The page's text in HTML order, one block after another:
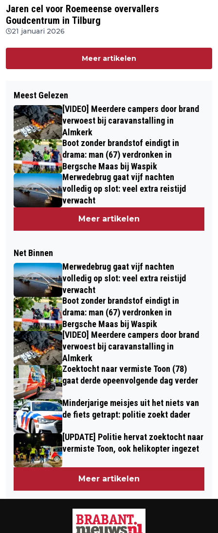
Jaren cel voor Roemeense overvallers
Goudcentrum in Tilburg
21 januari 2026
Meer artikelen
Meest Gelezen
[VIDEO] Meerdere campers door brand
verwoest bij caravanstalling in
Almkerk
Boot zonder brandstof eindigt in
drama: man (67) verdronken in
Bergsche Maas bij Waspik
Merwedebrug gaat vijf nachten
volledig op slot: veel extra reistijd
verwacht
Meer artikelen
Net Binnen
Merwedebrug gaat vijf nachten
volledig op slot: veel extra reistijd
verwacht
Boot zonder brandstof eindigt in
drama: man (67) verdronken in
Bergsche Maas bij Waspik
[VIDEO] Meerdere campers door brand
verwoest bij caravanstalling in
Almkerk
Zoektocht naar vermiste Toon (78)
gaat derde opeenvolgende dag verder
Minderjarige meisjes uit het niets van
de fiets getrapt: politie zoekt dader
[UPDATE] Politie hervat zoektocht naar
vermiste Toon, ook helikopter ingezet
Meer artikelen